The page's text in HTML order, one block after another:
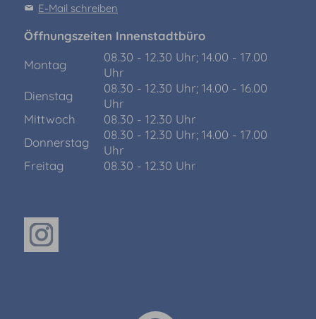
E-Mail schreiben
Öffnungszeiten Innenstadtbüro
Montag
08.30 - 12.30 Uhr; 14.00 - 17.00
Uhr
Dienstag
08.30 - 12.30 Uhr; 14.00 - 16.00
Uhr
Mittwoch
08.30 - 12.30 Uhr
Donnerstag
08.30 - 12.30 Uhr; 14.00 - 17.00
Uhr
Freitag
08.30 - 12.30 Uhr